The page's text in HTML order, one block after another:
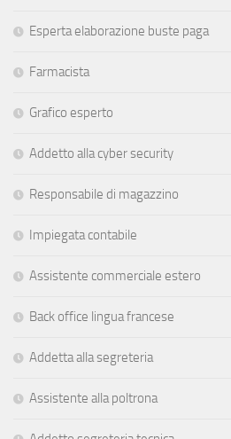
Esperta elaborazione buste paga
Farmacista
Grafico esperto
Addetto alla cyber security
Responsabile di magazzino
Impiegata contabile
Assistente commerciale estero
Back office lingua francese
Addetta alla segreteria
Assistente alla poltrona